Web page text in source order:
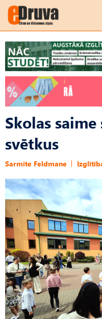
Skolas
svētkus
Sarmīte Feldmane